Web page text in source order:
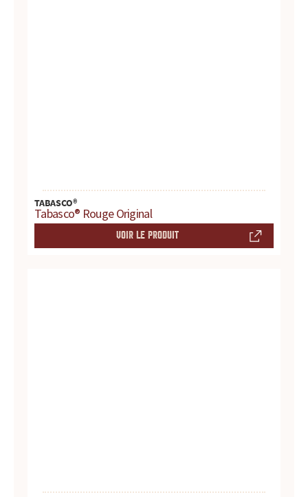
TABASCO®
Tabasco® Rouge Original
VOIR LE PRODUIT